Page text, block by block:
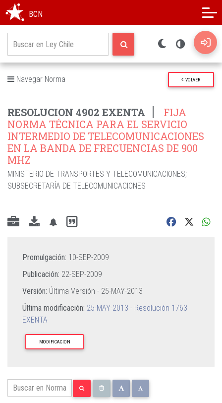
BCN
Navegar Norma VOLVER
RESOLUCION 4902 EXENTA
FIJA
NORMA TÉCNICA PARA EL SERVICIO
INTERMEDIO DE TELECOMUNICACIONES
EN LA BANDA DE FRECUENCIAS DE 900
MHZ
MINISTERIO DE TRANSPORTES Y TELECOMUNICACIONES;
SUBSECRETARÍA DE TELECOMUNICACIONES
Promulgación: 10-SEP-2009
Publicación: 22-SEP-2009
Versión: Última Versión - 25-MAY-2013
Última modificación: 25-MAY-2013 - Resolución 1763
EXENTA
MODIFICACION